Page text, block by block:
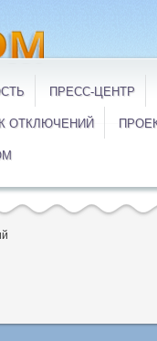
ПРЕСС-ЦЕНТР
ОТКЛЮЧЕНИЙ